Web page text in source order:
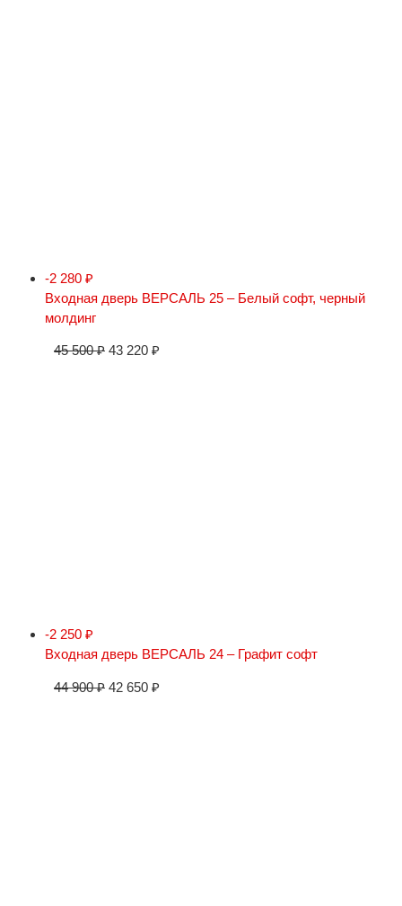
-2 280 ₽
Входная дверь ВЕРСАЛЬ 25 – Белый софт, черный
молдинг
45 500₽ 43 220 ₽
-2 250 ₽
Входная дверь ВЕРСАЛЬ 24 – Графит софт
44 900₽ 42 650 ₽